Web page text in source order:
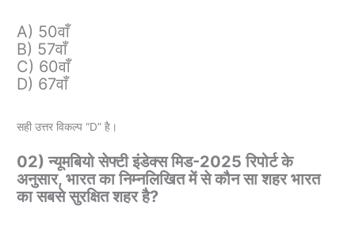
A) 50वाँ
B) 57वाँ
C) 60वाँ
D) 67वाँ
सही उत्तर विकल्प “D” है।
02) न्यूमबियो सेफ्टी इंडेक्स मिड-2025 रिपोर्ट के
अनुसार, भारत का निम्नलिखित में से कौन सा शहर भारत
का सबसे सुरक्षित शहर है?